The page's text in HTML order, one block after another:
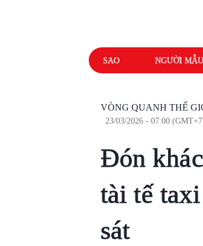
SAO NGƯỜI
VÒNG QUANH THẾ
23/03/2026 - 07:00
Đón
tài tế
sát